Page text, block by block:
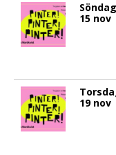
Söndag
15 nov
19 nov